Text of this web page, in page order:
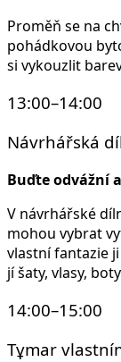
Proměň se na
pohádkovou
si vykouzlit
13:00–14:00
Návrhářská
Buďte odvážní
V návrhářské
mohou vybrat
vlastní fantazie
jí šaty, vlasy,
14:00–15:00
Tұmar